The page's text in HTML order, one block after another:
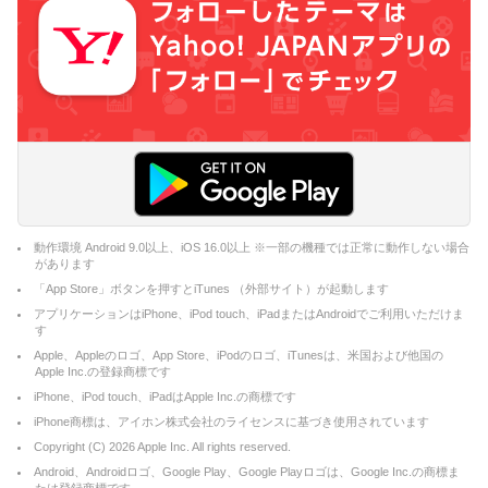
動作環境 Android 9.0以上、iOS 16.0以上 ※一部の機種では正常に動作しない場合
があります
「App Store」ボタンを押すとiTunes （外部サイト）が起動します
アプリケーションはiPhone、iPod touch、iPadまたはAndroidでご利用いただけま
す
Apple、Appleのロゴ、App Store、iPodのロゴ、iTunesは、米国および他国の
Apple Inc.の登録商標です
iPhone、iPod touch、iPadはApple Inc.の商標です
iPhone商標は、アイホン株式会社のライセンスに基づき使用されています
Copyright (C) 2026Apple Inc. All rights reserved.
Android、Androidロゴ、Google Play、Google Playロゴは、Google Inc.の商標ま